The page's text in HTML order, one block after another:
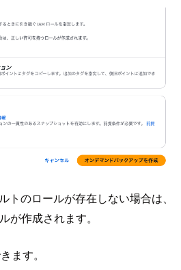
トのロールが存在しない場合は、
が作成されます。
ます。